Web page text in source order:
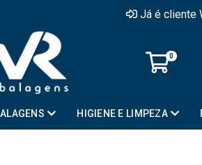
Já é cliente
0
HIGIENE E LIMPEZA